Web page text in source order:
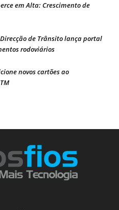
em Alta: Crescimento de
Direcção de Trânsito lança portal
rodoviários
novos cartões ao